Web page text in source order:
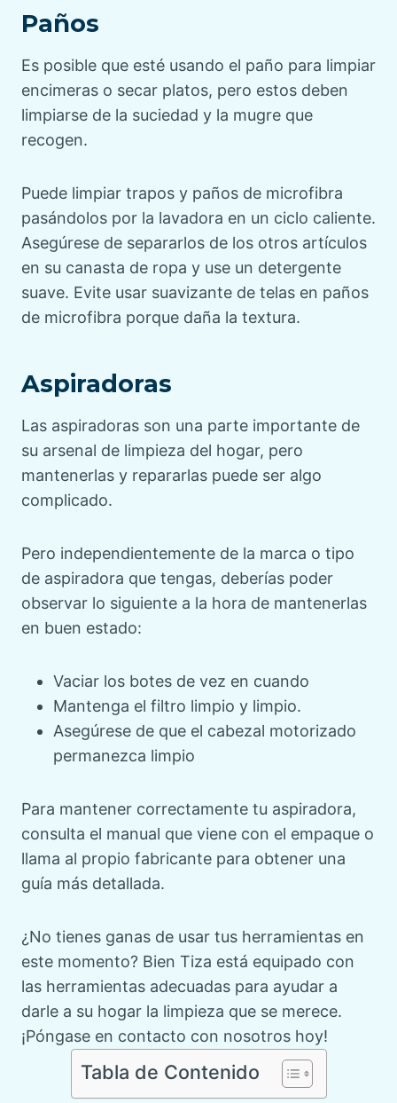
Paños
Es posible que esté usando el paño para limpiar
encimeras o secar platos, pero estos deben
limpiarse de la suciedad y la mugre que
recogen.
Puede limpiar trapos y paños de microfibra
pasándolos por la lavadora en un ciclo caliente.
Asegúrese de separarlos de los otros artículos
en su canasta de ropa y use un detergente
suave. Evite usar suavizante de telas en paños
de microfibra porque daña la textura.
Aspiradoras
Las aspiradoras son una parte importante de
su arsenal de limpieza del hogar, pero
mantenerlas y repararlas puede ser algo
complicado.
Pero independientemente de la marca o tipo
de aspiradora que tengas, deberías poder
observar lo siguiente a la hora de mantenerlas
en buen estado:
Vaciar los botes de vez en cuando
Mantenga el filtro limpio y limpio.
Asegúrese de que el cabezal motorizado
permanezca limpio
Para mantener correctamente tu aspiradora,
consulta el manual que viene con el empaque o
llama al propio fabricante para obtener una
guía más detallada.
¿No tienes ganas de usar tus herramientas en
este momento? Bien Tiza está equipado con
las herramientas adecuadas para ayudar a
darle a su hogar la limpieza que se merece.
¡Póngase en contacto con nosotros hoy!
Tabla de Contenido